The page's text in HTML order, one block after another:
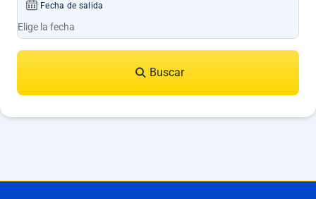
Fecha de salida
Buscar